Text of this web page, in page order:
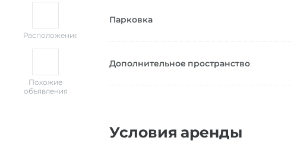
Расположение
Похожие
объявления
Парковка
Дополнительное пространство
Условия аренды